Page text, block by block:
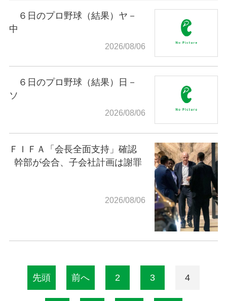
６日のプロ野球（結果）ヤ－
中
2026/08/06
６日のプロ野球（結果）日－
ソ
2026/08/06
ＦＩＦＡ「会長全面支持」確認
幹部が会合、子会社計画は謝罪
2026/08/06
先頭 前へ 2 3 4